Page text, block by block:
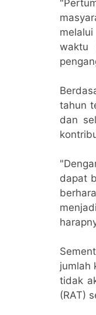
waktu
tahun
dan
dapat
jumlah
tidak
(RAT)